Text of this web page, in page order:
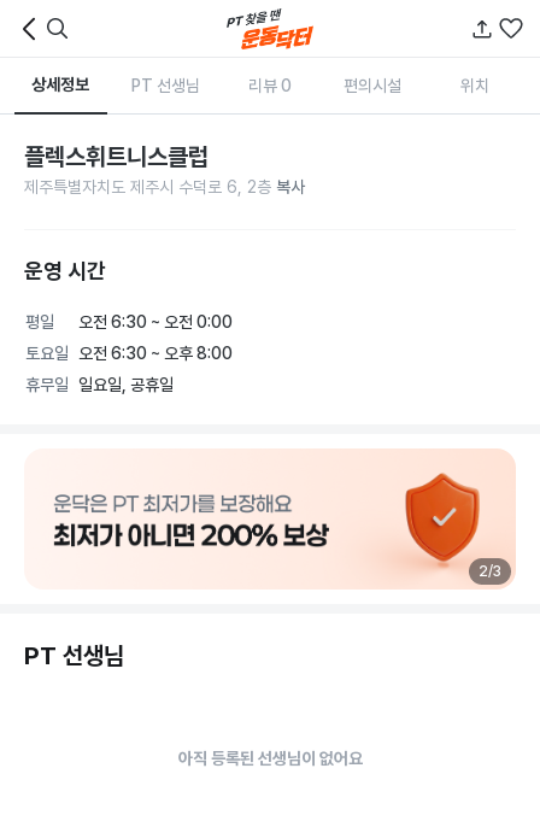
상세정보 PT 선생님 리뷰 0 편의시설 위치
플렉스휘트니스클럽
제주특별자치도 제주시 수덕로 6, 2층 복사
운영 시간
평일
오전 6:30 ~ 오전 0:00
토요일
오전 6:30 ~ 오후 8:00
휴무일
일요일, 공휴일
2/3
PT 선생님
아직 등록된 선생님이 없어요